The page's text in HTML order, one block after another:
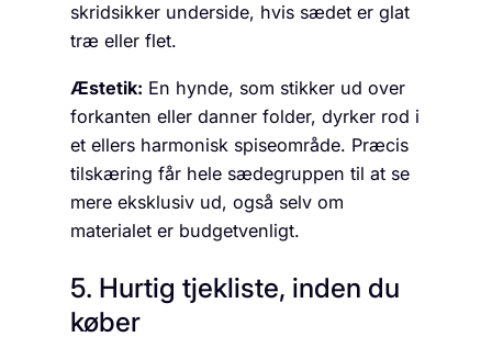
skridsikker underside, hvis sædet er glat
træ eller flet.
Æstetik: En hynde, som stikker ud over
for­kanten eller danner folder, dyrker rod i
et ellers harmonisk spiseområde. Præcis
tilskæring får hele sædegruppen til at se
mere eksklusiv ud, også selv om
materialet er budgetvenligt.
5. Hurtig tjekliste, inden du
køber